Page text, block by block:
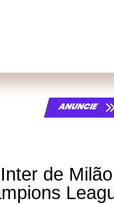
ANUNCIE
de